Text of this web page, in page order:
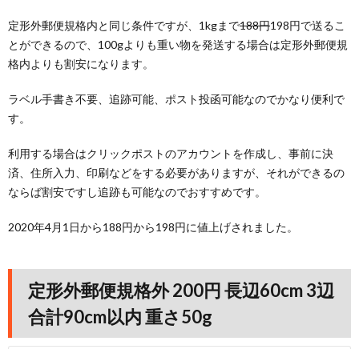
定形外郵便規格内と同じ条件ですが、1kgまで188円198円で送るこ
とができるので、100gよりも重い物を発送する場合は定形外郵便規
格内よりも割安になります。
ラベル手書き不要、追跡可能、ポスト投函可能なのでかなり便利で
す。
利用する場合はクリックポストのアカウントを作成し、事前に決
済、住所入力、印刷などをする必要がありますが、それができるの
ならば割安ですし追跡も可能なのでおすすめです。
2020年4月1日から188円から198円に値上げされました。
定形外郵便規格外 200円 長辺60cm 3辺
合計90cm以内 重さ50g